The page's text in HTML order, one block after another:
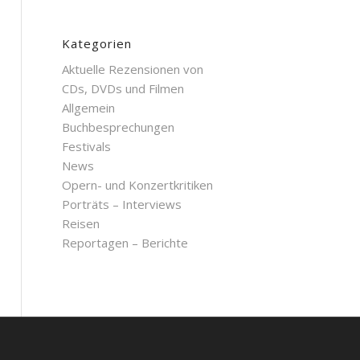
Kategorien
Aktuelle Rezensionen von
CDs, DVDs und Filmen
Allgemein
Buchbesprechungen
Festivals
News
Opern- und Konzertkritiken
Porträts – Interviews
Reisen
Reportagen – Berichte